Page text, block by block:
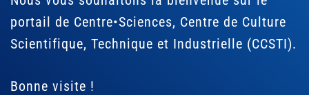
portail de Centre•Sciences, Centre de Culture
Scientifique, Technique et Industrielle (CCSTI).
Bonne visite !